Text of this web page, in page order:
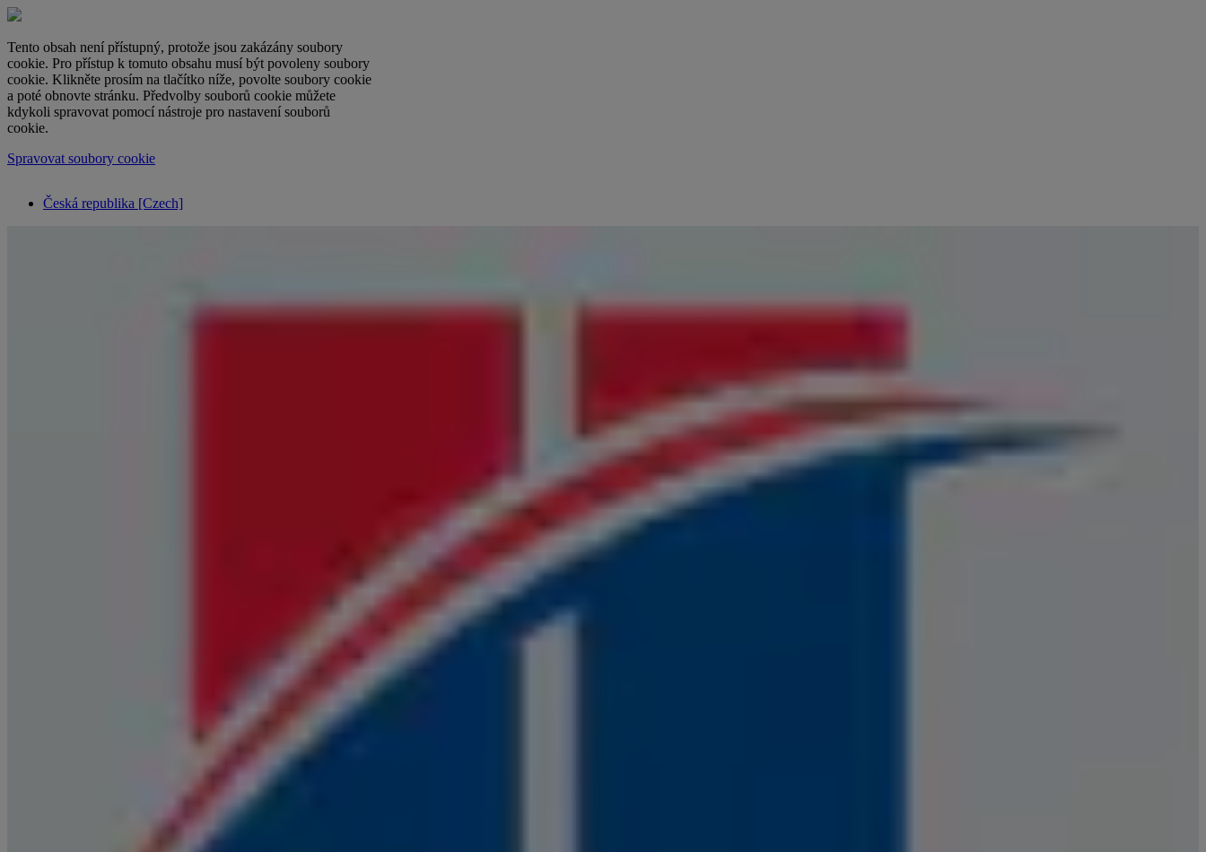
Tento obsah není přístupný, protože jsou zakázány soubory
cookie. Pro přístup k tomuto obsahu musí být povoleny soubory
cookie. Klikněte prosím na tlačítko níže, povolte soubory cookie
a poté obnovte stránku. Předvolby souborů cookie můžete
kdykoli spravovat pomocí nástroje pro nastavení souborů
cookie.
Spravovat soubory cookie
Česká republika [Czech]